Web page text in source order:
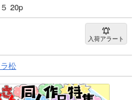
20p
入荷アラート
松